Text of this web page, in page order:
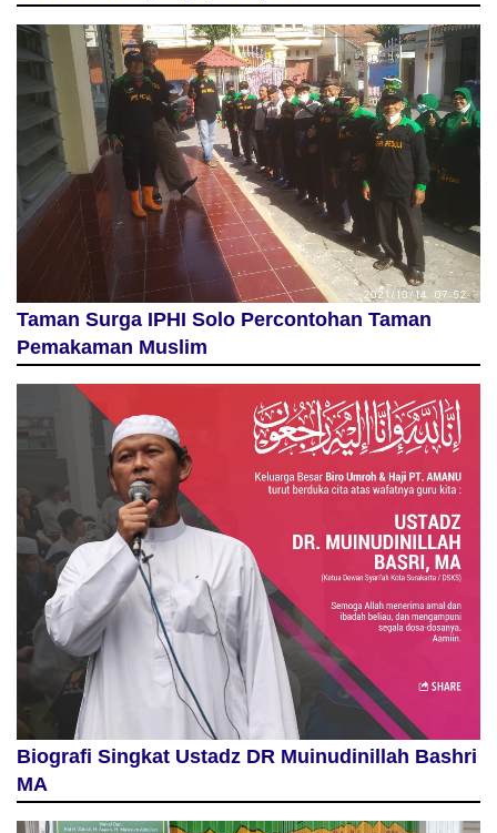
Taman Surga IPHI Solo Percontohan Taman
Pemakaman Muslim
Biografi Singkat Ustadz DR Muinudinillah Bashri
MA